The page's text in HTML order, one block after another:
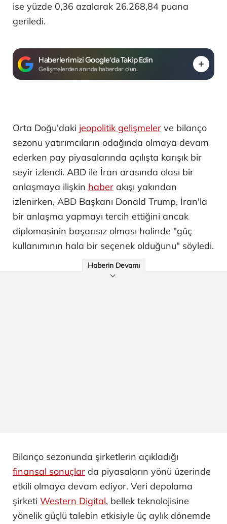
ise yüzde 0,36 azalarak 26.268,84 puana
geriledi.
Haberlerimizi Google'da Takip Edin
Gelişmelerden anında haberdar olun.
Orta Doğu'daki jeopolitik gelişmeler ve bilanço
sezonu yatırımcıların odağında olmaya devam
ederken pay piyasalarında açılışta karışık bir
seyir izlendi. ABD ile İran arasında olası bir
anlaşmaya ilişkin haber akışı yakından
izlenirken, ABD Başkanı Donald Trump, İran'la
bir anlaşma yapmayı tercih ettiğini ancak
diplomasinin başarısız olması halinde "güç
kullanımının hala bir seçenek olduğunu" söyledi.
Haberin Devamı
Bilanço sezonunda şirketlerin açıkladığı
finansal sonuçlar da piyasaların yönü üzerinde
etkili olmaya devam ediyor. Veri depolama
şirketi Western Digital, bellek teknolojisine
yönelik güçlü talebin etkisiyle üç aylık dönemde